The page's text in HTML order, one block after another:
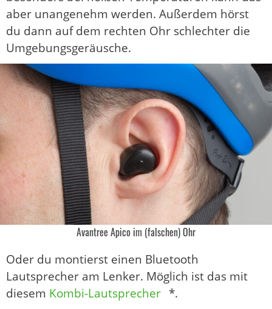
aber unangenehm werden. Außerdem hörst
du dann auf dem rechten Ohr schlechter die
Umgebungsgeräusche.
Avantree Apico im (falschen) Ohr
Oder du montierst einen Bluetooth
Lautsprecher am Lenker. Möglich ist das mit
diesem Kombi-Lautsprecher *.